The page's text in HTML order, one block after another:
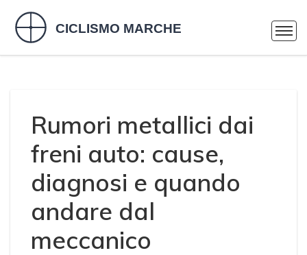
Rumori metallici dai
freni auto: cause,
diagnosi e quando
andare dal
meccanico